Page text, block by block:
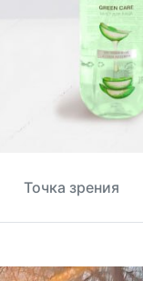
Точка зрения